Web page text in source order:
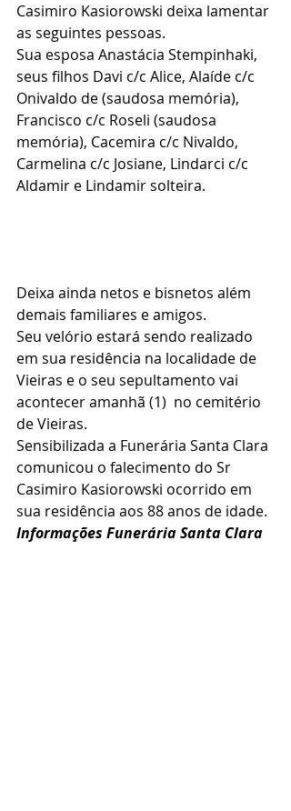
Casimiro Kasiorowski deixa lamentar
as seguintes pessoas.
Sua esposa Anastácia Stempinhaki,
seus filhos Davi c/c Alice, Alaíde c/c
Onivaldo de (saudosa memória),
Francisco c/c Roseli (saudosa
memória), Cacemira c/c Nivaldo,
Carmelina c/c Josiane, Lindarci c/c
Aldamir e Lindamir solteira.
Deixa ainda netos e bisnetos além
demais familiares e amigos.
Seu velório estará sendo realizado
em sua residência na localidade de
Vieiras e o seu sepultamento vai
acontecer amanhã (1)  no cemitério
de Vieiras.
Sensibilizada a Funerária Santa Clara
comunicou o falecimento do Sr
Casimiro Kasiorowski ocorrido em
sua residência aos 88 anos de idade.
Informações Funerária Santa Clara